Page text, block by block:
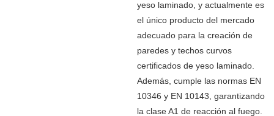
yeso laminado, y actualmente es
el único producto del mercado
adecuado para la creación de
paredes y techos curvos
certificados de yeso laminado.
Además, cumple las normas EN
10346 y EN 10143, garantizando
la clase A1 de reacción al fuego.